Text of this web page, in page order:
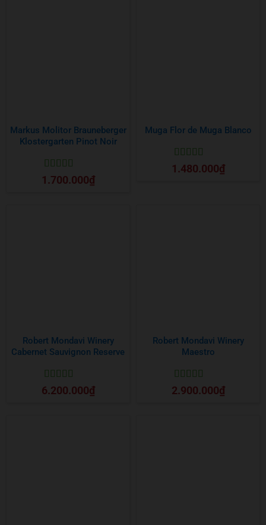
Markus Molitor Brauneberger
Klostergarten Pinot Noir
Được xếp
hạng55 sao
1.700.000₫
Muga Flor de Muga Blanco
Được xếp
hạng55 sao
1.480.000₫
Robert Mondavi Winery
Cabernet Sauvignon Reserve
Được xếp
hạng55 sao
6.200.000₫
Robert Mondavi Winery
Maestro
Được xếp
hạng55 sao
2.900.000₫